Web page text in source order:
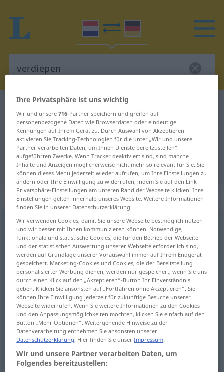
Niederländisch-Deutsch Wörterbuch
Niederländisch-Deutsch
Übersetzung für "verdiepen"
"verdiepen" Deutsch Übersetzung
„verdiepen“: werkwoord
verdiepenv <verdiepen>
Übersicht aller Übersetzungen
(Für mehr Details die Übersetzung anklicken/antippen)
sich vertiefen versinken in
versunken sein in
(zich) verdiepena. FIG
Ihre Privatsphäre ist uns wichtig
Wir und unsere716-Partner speichern und greifen auf
personenbezogene Daten wie Browserdaten oder eindeutige
Kennungen auf Ihrem Gerät zu. Durch Auswahl von Akzeptieren
aktivieren Sie Tracking-Technologien für die unter „Wir und unsere
Partner verarbeiten Daten, um Ihnen Dienste bereitzustellen“
aufgeführten Zwecke. Wenn Tracker deaktiviert sind, sind manche
Inhalte und Anzeigen möglicherweise nicht mehr so relevant für Sie. Sie
können dieses Menü jederzeit wieder aufrufen, um Ihre Einstellungen zu
ändern oder Ihre Einwilligung zu widerrufen, indem Sie auf den Link
Privatsphäre-Einstellungen am unteren Rand der Webseite klicken. Ihre
Einstellungen gelten innerhalb unseres Website. Weitere Informationen
finden Sie in unserer Datenschutzerklärung.
Wir verwenden Cookies, damit Sie unsere Webseite bestmöglich nutzen
und wir besser mit Ihnen kommunizieren können. Notwendige,
funktionale und statistische Cookies, die für den Betrieb der Webseite
und der statistischen Auswertung unserer Webseite erforderlich sind,
werden auf Grundlage unserer Vorauswahl immer auf Ihrem Endgerät
gespeichert. Marketing-Cookies und Cookies, die der Bereitstellung
personalisierter Werbung dienen, werden nur gespeichert, wenn Sie uns
durch einen Klick auf den „Akzeptieren“-Button Ihr Einverständnis
geben. Klicken Sie ansonsten auf „Fortfahren ohne Akzeptieren“. Sie
können Ihre Einwilligung jederzeit für zukünftige Besuche unserer
Webseite widerrufen. Wenn Sie weitere Informationen zu den Cookies
und den Anpassungsmöglichkeiten möchten, klicken Sie einfach auf den
Button „Mehr Optionen“. Weitergehende Hinweise zu der
Datenverarbeitung entnehmen Sie ansonsten unserer
Datenschutzerklärung. Hier finden Sie unserImpressum.
Wir und unsere Partner verarbeiten Daten, um
Folgendes bereitzustellen: